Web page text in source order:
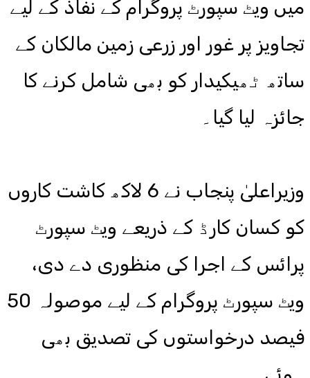
میں ویٹ سپورٹ پروگرام کے نفاذ کے لیے
تجاویز پر غور اور زرعی زمین مالکان کے
ساتھ ٹھیکیدار کو بھی شامل کرنے کا
جائزہ لیا گیا۔
وزیراعلیٰ پنجاب نے 6 لاکھ کاشت کاروں
کو کسان کارڈ کے ذریعے ویٹ سپورٹ
پرائس کے اجرا کی منظوری دے دی،
ویٹ سپورٹ پروگرام کے لیے موصولہ 50
فیصد درخواستوں کی تصدیق بھی